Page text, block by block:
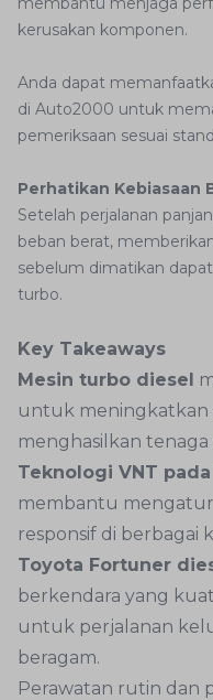
kerusakan komponen.
Anda dapat
di Auto2000 untuk
pemeriksaan sesuai
Perhatikan Kebiasaan
Setelah perjalanan
beban berat,
sebelum dimatikan
turbo.
Key Takeaways
Mesin turbo diesel
untuk meningkatkan
menghasilkan
Teknologi VNT
membantu
responsif di berbagai
Toyota Fortuner
berkendara yang
untuk perjalanan
beragam.
Perawatan rutin dan